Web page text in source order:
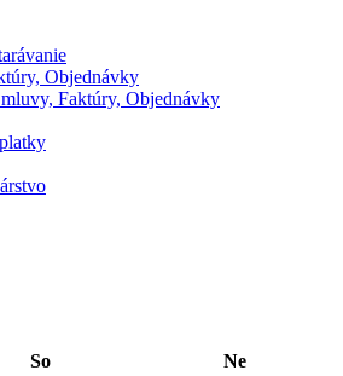
Objednávky
Faktúry, Objednávky
So Ne